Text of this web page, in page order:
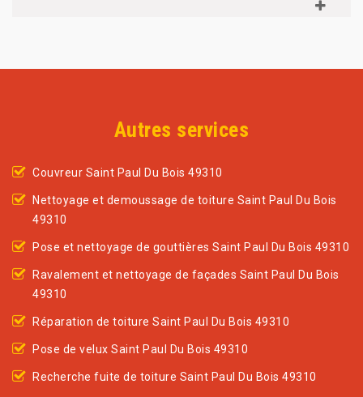
Autres services
Couvreur Saint Paul Du Bois 49310
Nettoyage et demoussage de toiture Saint Paul Du Bois
49310
Pose et nettoyage de gouttières Saint Paul Du Bois 49310
Ravalement et nettoyage de façades Saint Paul Du Bois
49310
Réparation de toiture Saint Paul Du Bois 49310
Pose de velux Saint Paul Du Bois 49310
Recherche fuite de toiture Saint Paul Du Bois 49310